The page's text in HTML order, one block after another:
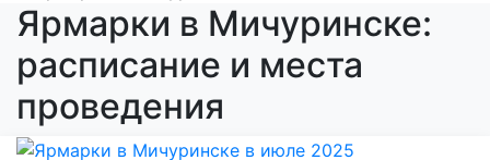
Ярмарки в Мичуринске:
расписание и места
проведения